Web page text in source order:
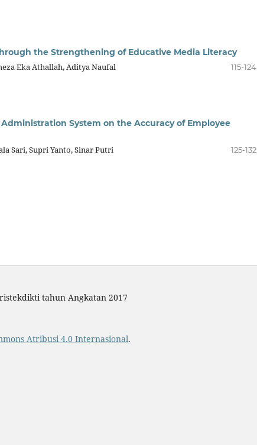
the Strengthening of Educative Media Literacy
Eka Athallah, Aditya Naufal
115-124
System on the Accuracy of Employee
Sari, Supri Yanto, Sinar Putri
125-132
tahun Angkatan 2017
Atribusi 4.0 Internasional.